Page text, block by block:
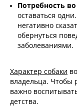
Потребность
оставаться
негативно
обернуться
заболеваниями.
Характер собаки
владельца. Чтобы
важно
детства.